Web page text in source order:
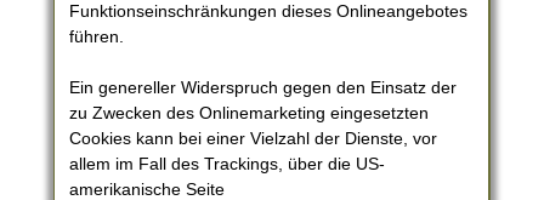
Funktionseinschränkungen dieses Onlineangebotes
führen.
Ein genereller Widerspruch gegen den Einsatz der
zu Zwecken des Onlinemarketing eingesetzten
Cookies kann bei einer Vielzahl der Dienste, vor
allem im Fall des Trackings, über die US-
amerikanische Seite